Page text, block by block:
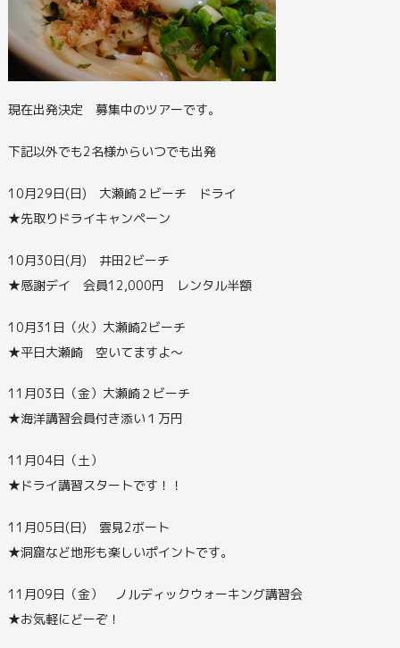
現在出発決定 募集中のツアーです。
下記以外でも2名様からいつでも出発
10月29日(日) 大瀬崎２ビーチ ドライ
★先取りドライキャンペーン
10月30日(月) 井田2ビーチ
★感謝デイ 会員12,000円 レンタル半額
10月31日（火）大瀬崎2ビーチ
★平日大瀬崎 空いてますよ～
11月03日（金）大瀬崎２ビーチ
★海洋講習会員付き添い１万円
11月04日（土）
★ドライ講習スタートです！！
11月05日(日) 雲見2ボート
★洞窟など地形も楽しいポイントです。
11月09日（金） ノルディックウォーキング講習会
★お気軽にどーぞ！